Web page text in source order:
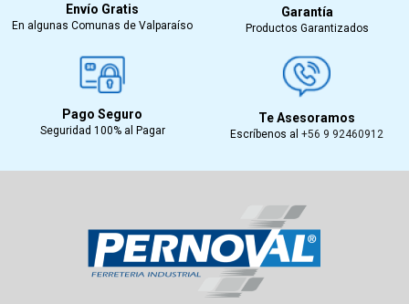
Envío Gratis
En algunas Comunas de Valparaíso
Garantía
Productos Garantizados
Pago Seguro
Seguridad 100% al Pagar
Te Asesoramos
Escríbenos al +56 9 92460912